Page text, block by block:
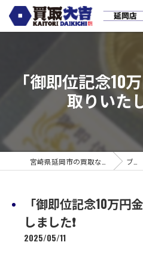
「御即位記念10
取りいた
ブログ
「御即位記念10万円
しました❗
2025/05/11